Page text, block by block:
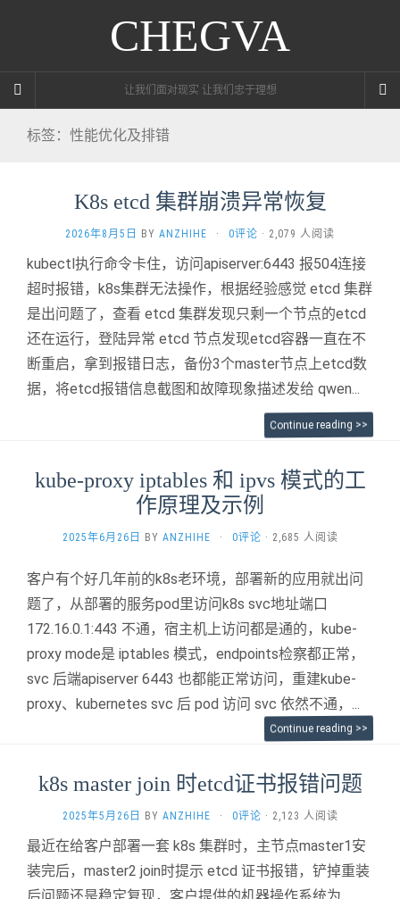
CHEGVA
让我们面对现实 让我们忠于理想
标签：性能优化及排错
K8s etcd 集群崩溃异常恢复
2026年8月5日 BY ANZHIHE · 0评论 · 2,079 人阅读
kubectl执行命令卡住，访问apiserver:6443 报504连接
超时报错，k8s集群无法操作，根据经验感觉 etcd 集群
是出问题了，查看 etcd 集群发现只剩一个节点的etcd
还在运行，登陆异常 etcd 节点发现etcd容器一直在不
断重启，拿到报错日志，备份3个master节点上etcd数
据，将etcd报错信息截图和故障现象描述发给 qwen...
Continue reading >>
kube-proxy iptables 和 ipvs 模式的工
作原理及示例
2025年6月26日 BY ANZHIHE · 0评论 · 2,685 人阅读
客户有个好几年前的k8s老环境，部署新的应用就出问
题了，从部署的服务pod里访问k8s svc地址端口
172.16.0.1:443 不通，宿主机上访问都是通的， kube-
proxy mode是 iptables 模式， endpoints检察都正常，
svc 后端apiserver 6443 也都能正常访问， 重建kube-
proxy、kubernetes svc 后 pod 访问 svc 依然不通，...
Continue reading >>
k8s master join 时etcd证书报错问题
2025年5月26日 BY ANZHIHE · 0评论 · 2,123 人阅读
最近在给客户部署一套 k8s 集群时，主节点master1安
装完后，master2 join时提示 etcd 证书报错，铲掉重装